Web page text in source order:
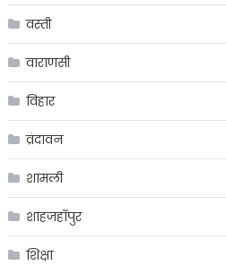
वस्ती
वाराणसी
विहार
व्रंदावन
शामली
शाहजहाँपुर
शिक्षा